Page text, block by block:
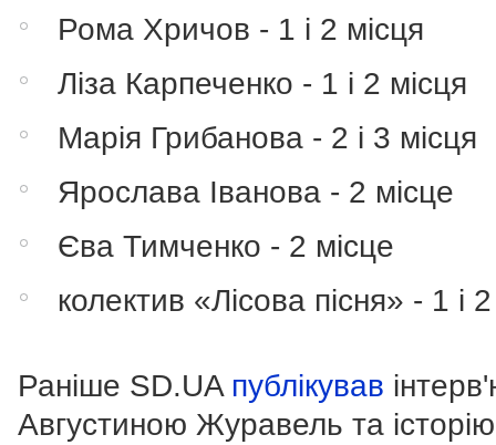
Рома Хричов - 1 і 2 місця
Ліза Карпеченко - 1 і 2 місця
Марія Грибанова - 2 і 3 місця
Ярослава Іванова - 2 місце
Єва Тимченко - 2 місце
колектив «Лісова пісня» - 1 і
Раніше SD.UA публікував
Августиною Журавель та історію